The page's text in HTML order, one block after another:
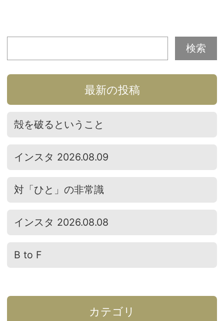
最新の投稿
殻を破るということ
インスタ 2026.08.09
対「ひと」の非常識
インスタ 2026.08.08
B to F
カテゴリ